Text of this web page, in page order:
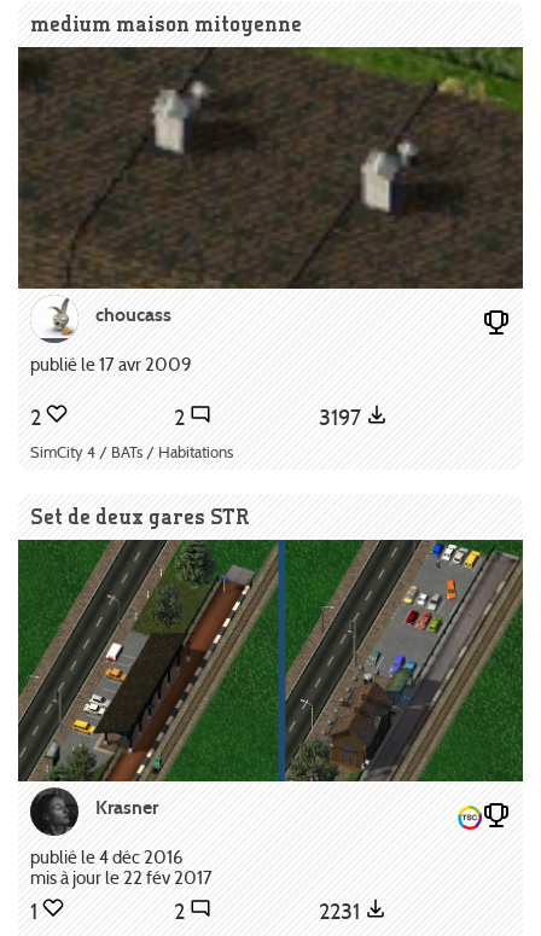
medium maison mitoyenne
choucass
publié le 17 avr 2009
2 2 3197
SimCity 4 / BATs / Habitations
Set de deux gares STR
Krasner
publié le 4 déc 2016
mis à jour le 22 fév 2017
1 2 2231